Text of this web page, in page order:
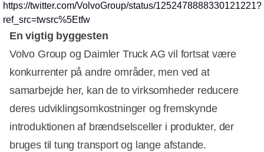
https://twitter.com/VolvoGroup/status/1252478888330121221?
ref_src=twsrc%5Etfw
En vigtig byggesten
Volvo Group og Daimler Truck AG vil fortsat være
konkurrenter på andre områder, men ved at
samarbejde her, kan de to virksomheder reducere
deres udviklingsomkostninger og fremskynde
introduktionen af brændselsceller i produkter, der
bruges til tung transport og lange afstande.